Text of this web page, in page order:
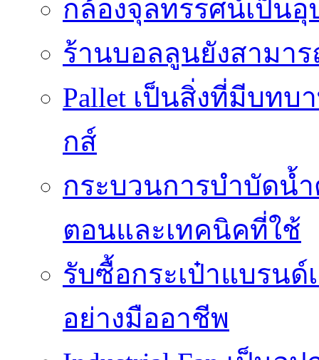
กล้องจุลทรรศน์เป็น
ร้านบอลลูนยังสามาร
Pallet เป็นสิ่งที่มีบท
กส์
กระบวนการบำบัดน้
ตอนและเทคนิคที่ใช้
รับซื้อกระเป๋าแบรนด์
อย่างมืออาชีพ